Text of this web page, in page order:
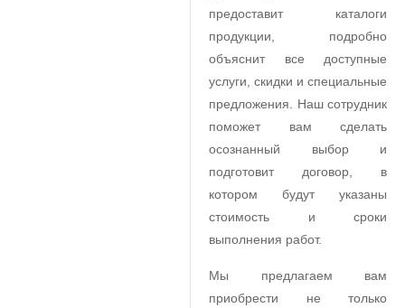
предоставит каталоги
продукции, подробно
объяснит все доступные
услуги, скидки и специальные
предложения. Наш сотрудник
поможет вам сделать
осознанный выбор и
подготовит договор, в
котором будут указаны
стоимость и сроки
выполнения работ.
Мы предлагаем вам
приобрести не только